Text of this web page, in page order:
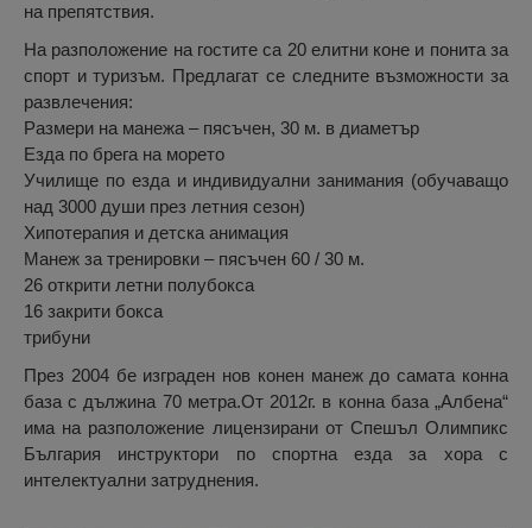
на препятствия.
На разположение на гостите са 20 елитни коне и понита за
спорт и туризъм. Предлагат се следните възможности за
развлечения:
Размери на манежа – пясъчен, 30 м. в диаметър
Езда по брега на морето
Училище по езда и индивидуални занимания (обучаващо
над 3000 души през летния сезон)
Хипотерапия и детска анимация
Манеж за тренировки – пясъчен 60 / 30 м.
26 открити летни полубокса
16 закрити бокса
трибуни
През 2004 бе изграден нов конен манеж до самата конна
база с дължина 70 метра.От 2012г. в конна база „Албена“
има на разположение лицензирани от Спешъл Олимпикс
България инструктори по спортна езда за хора с
интелектуални затруднения.